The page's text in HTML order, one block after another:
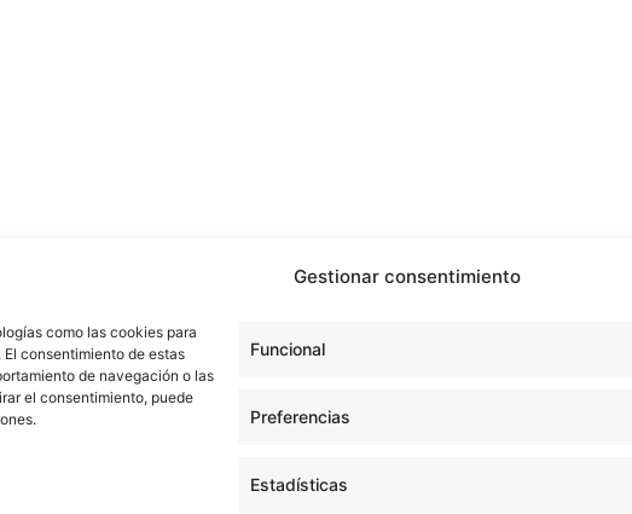
Gestionar consentimiento
como las cookies para
consentimiento de estas
de navegación o las
el consentimiento, puede
Funcional
Preferencias
Estadísticas